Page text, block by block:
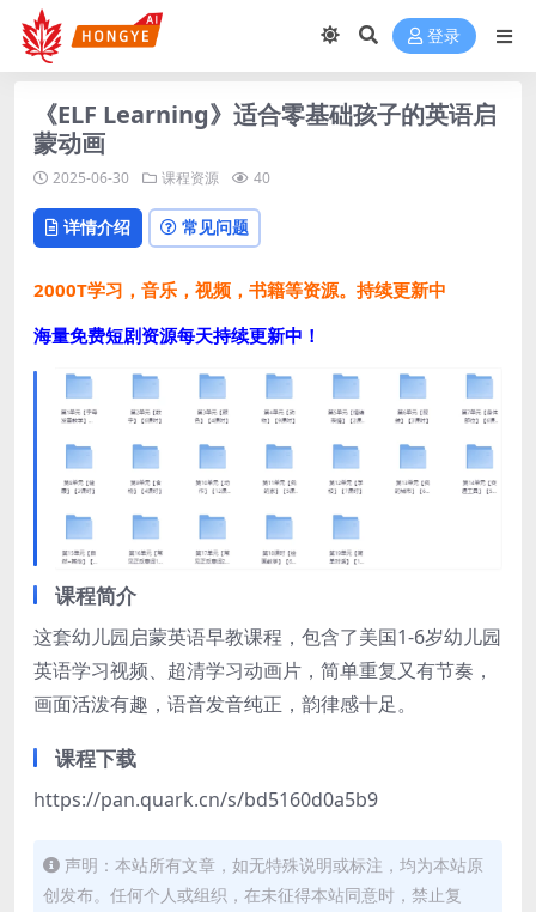
登录
《ELF Learning》适合零基础孩子的英语启
蒙动画
2025-06-30 课程资源 40
详情介绍 常见问题
2000T学习，音乐，视频，书籍等资源。持续更新中
海量免费短剧资源每天持续更新中！
课程简介
这套幼儿园启蒙英语早教课程，包含了美国1-6岁幼儿园
英语学习视频、超清学习动画片，简单重复又有节奏，
画面活泼有趣，语音发音纯正，韵律感十足。
课程下载
​https://pan.quark.cn/s/bd5160d0a5b9
声明：本站所有文章，如无特殊说明或标注，均为本站原
创发布。任何个人或组织，在未征得本站同意时，禁止复